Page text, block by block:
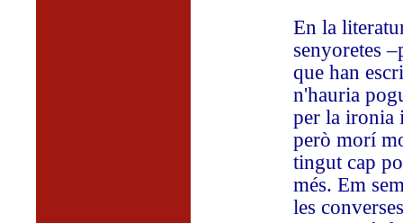
En la
senyoretes
que han
n'hauria
per la ironia
però morí
tingut cap
més. Em
les